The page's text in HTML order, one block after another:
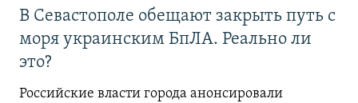
В Севастополе обещают закрыть путь с
моря украинским БпЛА. Реально ли
это?
Российские власти города анонсировали